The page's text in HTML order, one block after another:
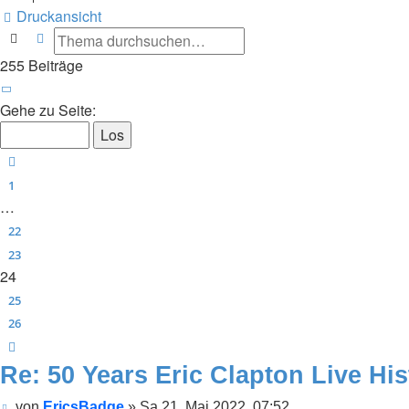
Druckansicht
Suche Erweiterte Suche
255 Beiträge
Seite
Gehe zu Seite:
1
…
22
23
24
25
26
Re: 50 Years Eric Clapton Live